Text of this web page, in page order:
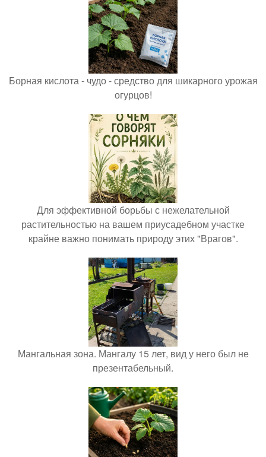
Борная кислота - чудо - средство для шикарного урожая
огурцов!
Для эффективной борьбы с нежелательной
растительностью на вашем приусадебном участке
крайне важно понимать природу этих "Врагов".
Мангальная зона. Мангалу 15 лет, вид у него был не
презентабельный.